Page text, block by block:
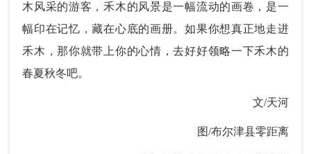
木风采的游客，禾木的风景是一幅流动的画卷，是一
幅印在记忆，藏在心底的画册。如果你想真正地走进
禾木，那你就带上你的心情，去好好领略一下禾木的
春夏秋冬吧。
文/天河
图/布尔津县零距离